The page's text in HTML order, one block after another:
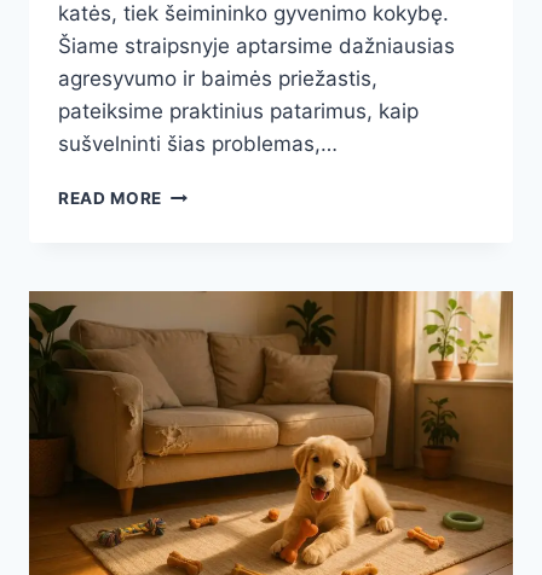
katės, tiek šeimininko gyvenimo kokybę.
Šiame straipsnyje aptarsime dažniausias
agresyvumo ir baimės priežastis,
pateiksime praktinius patarimus, kaip
sušvelninti šias problemas,…
READ MORE KAČIŲ
SUPRASTI
AGRESYVUMĄ
BAIMĘ